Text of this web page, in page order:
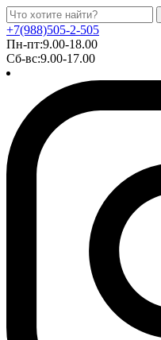
+7(988)505-2-505
Пн-пт:9.00-18.00
Сб-вс:9.00-17.00